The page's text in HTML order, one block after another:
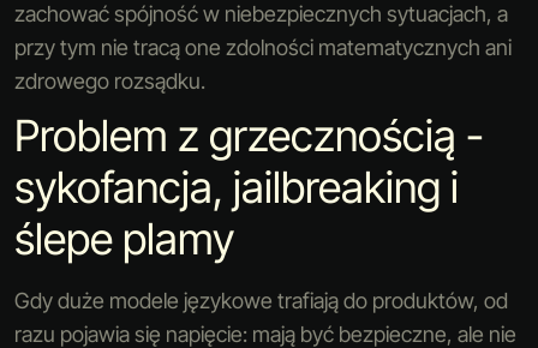
zachować spójność w niebezpiecznych sytuacjach, a
przy tym nie tracą one zdolności matematycznych ani
zdrowego rozsądku.
Problem z grzecznością -
sykofancja, jailbreaking i
ślepe plamy
Gdy duże modele językowe trafiają do produktów, od
razu pojawia się napięcie: mają być bezpieczne, ale nie